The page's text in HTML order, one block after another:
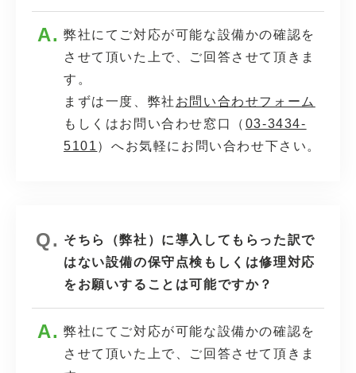
弊社にてご対応が可能な設備かの確認を
させて頂いた上で、ご回答させて頂きま
す。
まずは一度、弊社 お問い合わせフォーム
もしくはお問い合わせ窓口（ 03-3434-
5101 ）へお気軽にお問い合わせ下さい。
そちら（弊社）に導入してもらった訳で
はない設備の保守点検もしくは修理対応
をお願いすることは可能ですか？
弊社にてご対応が可能な設備かの確認を
させて頂いた上で、ご回答させて頂きま